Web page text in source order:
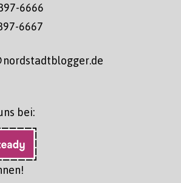
6666
6667
bei: